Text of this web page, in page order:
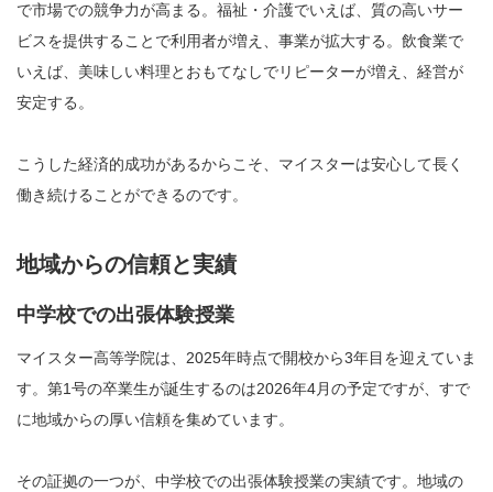
で市場での競争力が高まる。福祉・介護でいえば、質の高いサー
ビスを提供することで利用者が増え、事業が拡大する。飲食業で
いえば、美味しい料理とおもてなしでリピーターが増え、経営が
安定する。
こうした経済的成功があるからこそ、マイスターは安心して長く
働き続けることができるのです。
地域からの信頼と実績
中学校での出張体験授業
マイスター高等学院は、2025年時点で開校から3年目を迎えていま
す。第1号の卒業生が誕生するのは2026年4月の予定ですが、すで
に地域からの厚い信頼を集めています。
その証拠の一つが、中学校での出張体験授業の実績です。地域の